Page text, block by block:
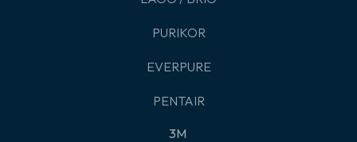
PURIKOR
EVERPURE
PENTAIR
3M